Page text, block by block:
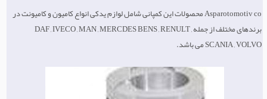
Asparotomotiv co محصولات این کمپانی شامل لوازم یدکی انواع کامیون و کامیونت در
برندهای مختلف از جمله DAF , IVECO , MAN , MERCDES BENS , RENULT ,
SCANIA , VOLVO می باشد.